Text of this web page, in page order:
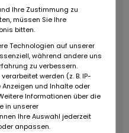
Ihre Zustimmung zu
müssen Sie Ihre
bitten.
Technologien auf unserer
während andere uns
zu verbessern.
werden (z. B. IP-
Anzeigen und Inhalte oder
Informationen über die
in unserer
Ihre Auswahl jederzeit
anpassen.